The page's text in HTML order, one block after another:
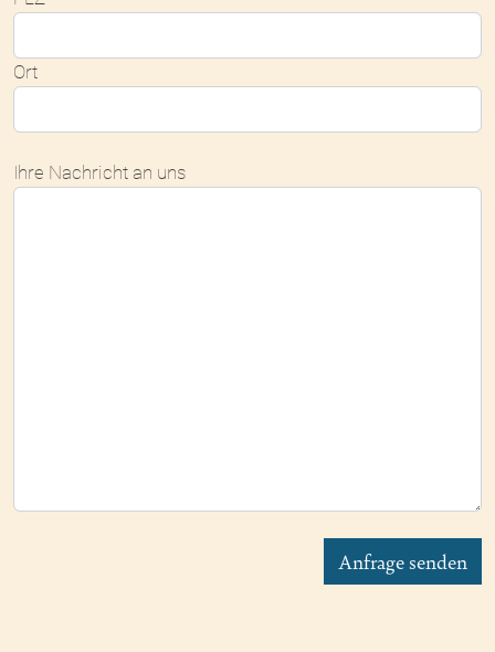
Ort
Ihre Nachricht an uns
Anfrage senden